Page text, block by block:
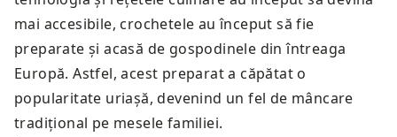
mai accesibile, crochetele au început să fie
preparate și acasă de gospodinele din întreaga
Europă. Astfel, acest preparat a căpătat o
popularitate uriașă, devenind un fel de mâncare
tradițional pe mesele familiei.